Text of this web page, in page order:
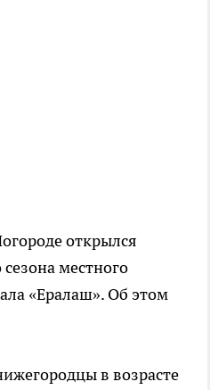
открылся
местного
«Ералаш». Об этом
в возрасте